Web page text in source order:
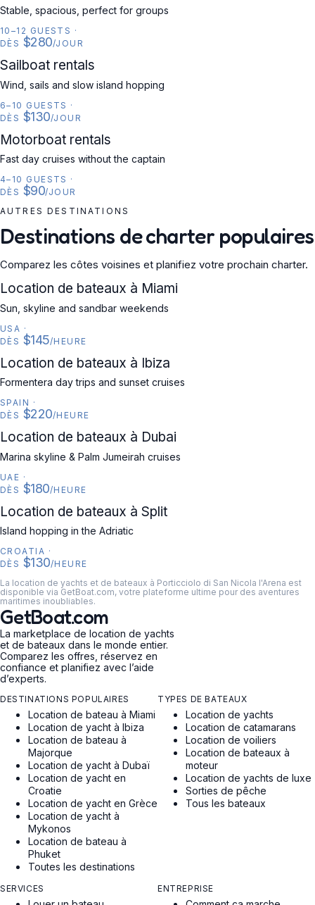
Stable, spacious, perfect for groups
10–12 GUESTS ·
DÈS $280/JOUR
SAILBOAT
Sailboat rentals
Wind, sails and slow island hopping
6–10 GUESTS ·
DÈS $130/JOUR
MOTORBOAT
Motorboat rentals
Fast day cruises without the captain
4–10 GUESTS ·
DÈS $90/JOUR
AUTRES DESTINATIONS
Destinations de charter populaires
Comparez les côtes voisines et planifiez votre prochain charter.
USA
Location de bateaux à Miami
Sun, skyline and sandbar weekends
USA ·
DÈS $145/HEURE
SPAIN
Location de bateaux à Ibiza
Formentera day trips and sunset cruises
SPAIN ·
DÈS $220/HEURE
UAE
Location de bateaux à Dubai
Marina skyline & Palm Jumeirah cruises
UAE ·
DÈS $180/HEURE
CROATIA
Location de bateaux à Split
Island hopping in the Adriatic
CROATIA ·
DÈS $130/HEURE
La location de yachts et de bateaux à Porticciolo di San Nicola l'Arena est
disponible via GetBoat.com, votre plateforme ultime pour des aventures
maritimes inoubliables.
GetBoat.com
La marketplace de location de yachts
et de bateaux dans le monde entier.
Comparez les offres, réservez en
confiance et planifiez avec l’aide
d’experts.
DESTINATIONS POPULAIRES
Location de bateau à Miami
Location de yacht à Ibiza
Location de bateau à
Majorque
Location de yacht à Dubaï
Location de yacht en
Croatie
Location de yacht en Grèce
Location de yacht à
Mykonos
Location de bateau à
Phuket
Toutes les destinations
TYPES DE BATEAUX
Location de yachts
Location de catamarans
Location de voiliers
Location de bateaux à
moteur
Location de yachts de luxe
Sorties de pêche
Tous les bateaux
SERVICES ENTREPRISE